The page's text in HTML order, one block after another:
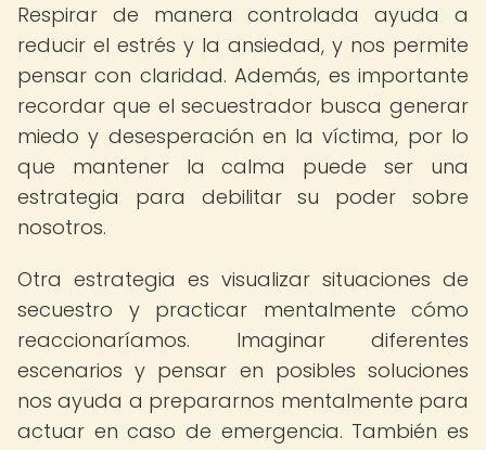
Respirar de manera controlada ayuda a
reducir el estrés y la ansiedad, y nos permite
pensar con claridad. Además, es importante
recordar que el secuestrador busca generar
miedo y desesperación en la víctima, por lo
que mantener la calma puede ser una
estrategia para debilitar su poder sobre
nosotros.
Otra estrategia es visualizar situaciones de
secuestro y practicar mentalmente cómo
reaccionaríamos. Imaginar diferentes
escenarios y pensar en posibles soluciones
nos ayuda a prepararnos mentalmente para
actuar en caso de emergencia. También es